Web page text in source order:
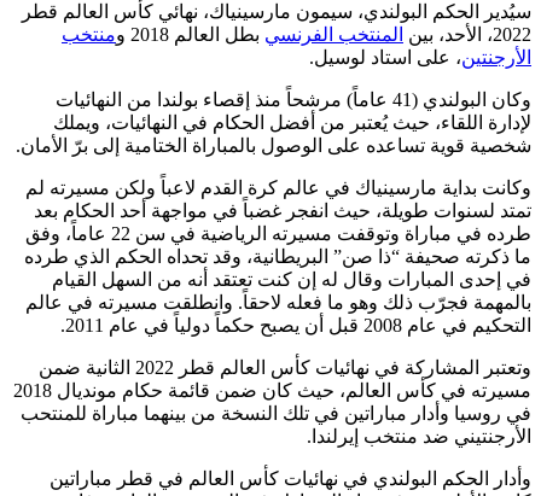
سيُدير الحكم البولندي، سيمون مارسينياك، نهائي كأس العالم قطر
2022، الأحد، بين
المنتخب الفرنسي بطل العالم 2018 و
منتخب
الأرجنتين، على استاد لوسيل.
وكان البولندي (41 عاماً) مرشحاً منذ إقصاء بولندا من النهائيات
لإدارة اللقاء، حيث يُعتبر من أفضل الحكام في النهائيات، ويملك
شخصية قوية تساعده على الوصول بالمباراة الختامية إلى برّ الأمان.
وكانت بداية مارسينياك في عالم كرة القدم لاعباً ولكن مسيرته لم
تمتد لسنوات طويلة، حيث انفجر غضباً في مواجهة أحد الحكام بعد
طرده في مباراة وتوقفت مسيرته الرياضية في سن 22 عاماً، وفق
ما ذكرته صحيفة “ذا صن” البريطانية، وقد تحداه الحكم الذي طرده
في إحدى المبارات وقال له إن كنت تعتقد أنه من السهل القيام
بالمهمة فجرّب ذلك وهو ما فعله لاحقاً. وانطلقت مسيرته في عالم
التحكيم في عام 2008 قبل أن يصبح حكماً دولياً في عام 2011.
وتعتبر المشاركة في نهائيات كأس العالم قطر 2022 الثانية ضمن
مسيرته في كأس العالم، حيث كان ضمن قائمة حكام مونديال 2018
في روسيا وأدار مباراتين في تلك النسخة من بينهما مباراة للمنتحب
الأرجنتيني ضد منتخب إيرلندا.
وأدار الحكم البولندي في نهائيات كأس العالم في قطر مباراتين